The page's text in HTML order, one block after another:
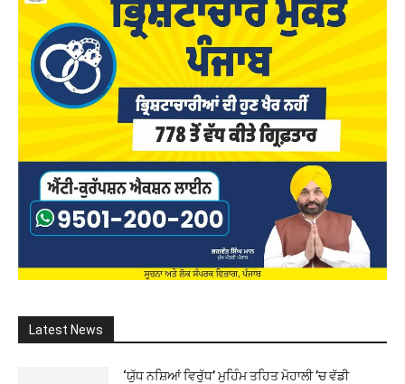
Latest News
‘ਯੁੱਧ ਨਸ਼ਿਆਂ ਵਿਰੁੱਧ’ ਮੁਹਿੰਮ ਤਹਿਤ ਮੋਹਾਲੀ ’ਚ ਵੱਡੀ